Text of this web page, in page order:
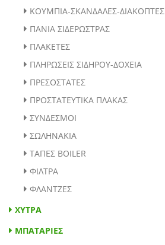
ΚΟΥΜΠΙΑ-ΣΚΑΝΔΑΛΕΣ-ΔΙΑΚΟΠΤΕΣ
ΠΑΝΙΑ ΣΙΔΕΡΩΣΤΡΑΣ
ΠΛΑΚΕΤΕΣ
ΠΛΗΡΩΣΕΙΣ ΣΙΔΗΡΟΥ-ΔΟΧΕΙΑ
ΠΡΕΣΟΣΤΑΤΕΣ
ΠΡΟΣΤΑΤΕΥΤΙΚΑ ΠΛΑΚΑΣ
ΣΥΝΔΕΣΜΟΙ
ΣΩΛΗΝΑΚΙΑ
ΤΑΠΕΣ BOILER
ΦΙΛΤΡΑ
ΦΛΑΝΤΖΕΣ
ΧΥΤΡΑ
ΜΠΑΤΑΡΙΕΣ